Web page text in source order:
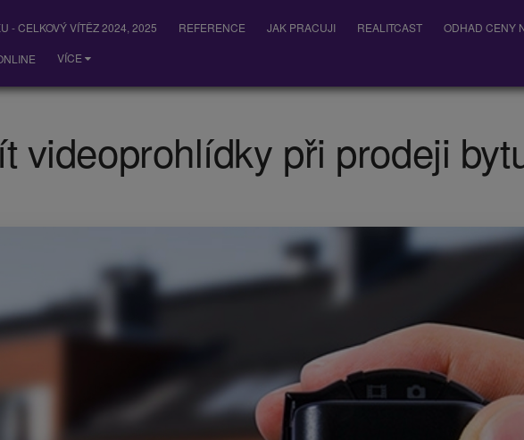
- CELKOVÝ VÍTĚZ 2024, 2025 REFERENCE JAK PRACUJI REALITCAST ODHAD CENY
VÍCE
videoprohlídky při prodeji